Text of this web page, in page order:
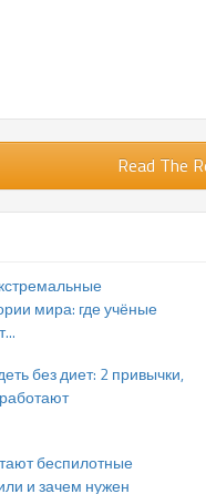
Read The
мира: где учёные
без диет: 2 привычки,
беспилотные
и зачем нужен